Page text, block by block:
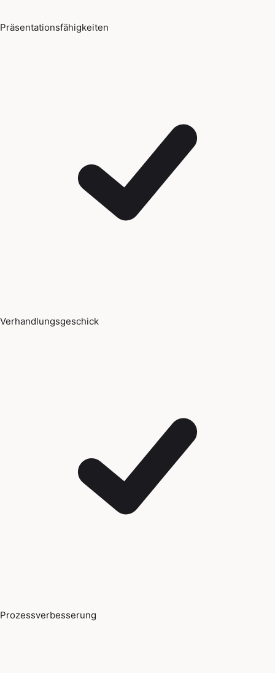
Präsentationsfähigkeiten
Verhandlungsgeschick
Prozessverbesserung